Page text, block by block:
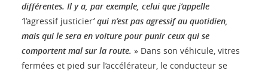
différentes. Il y a, par exemple, celui que j’appelle
‘l’agressif justicier’ qui n’est pas agressif au quotidien,
mais qui le sera en voiture pour punir ceux qui se
comportent mal sur la route. » Dans son véhicule, vitres
fermées et pied sur l’accélérateur, le conducteur se